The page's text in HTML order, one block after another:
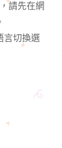
請先在網
言切換選